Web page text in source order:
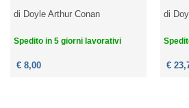
di Doyle Arthur Conan
Spedito in 5 giorni lavorativi
€ 8,00
di
€